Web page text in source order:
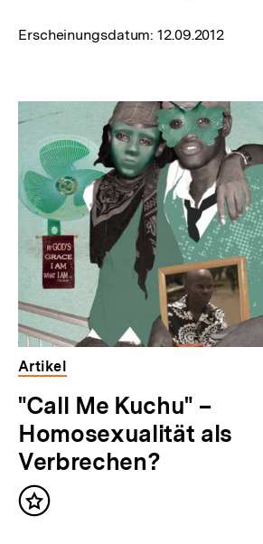
Erscheinungsdatum:12.09.2012
Artikel
"Call Me Kuchu" –
Homosexualität als
Verbrechen?
Inhalt